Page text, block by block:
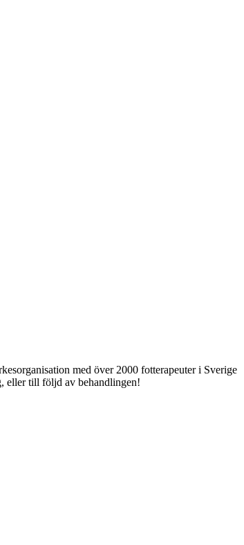
med över 2000 fotterapeuter i Sverige
eller till följd av behandlingen!